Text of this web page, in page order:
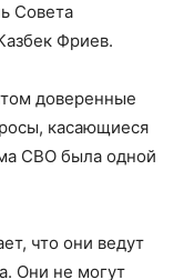
Совета
Фриев.
доверенные
касающиеся
СВО была одной
что они ведут
Они не могут